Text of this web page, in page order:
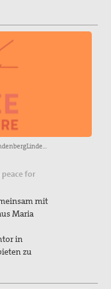
info
Stellungnahmen
Frieden weiter denken
Baden-Württemberg
"IMULSE für die
zum
29. Okt 2026 bis 01. Nov 2026, Haus Maria LindenbergLindenbergstraße 2579271 St. PeterTel.: 07661 9300-0info@haus-maria-lindenberg.de
for
mit
Maria
in
zu